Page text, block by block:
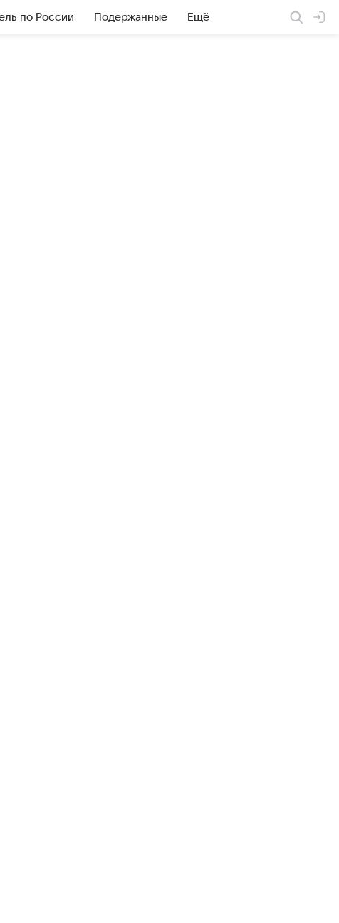
по России Подержанные Ещё